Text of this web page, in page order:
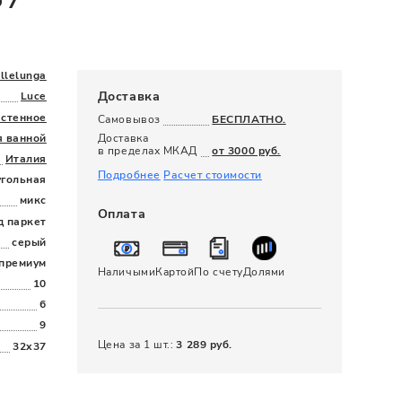
x 280
Luce
ванной
Италия
микс
паркет
серый
10
6
9
32x37
Доставка
Самовывоз
БЕСПЛАТНО.
Доставка
в пределах МКАД
от 3000 руб.
Подробнее Расчет стоимости
Оплата
НаличымиКартойПо счетуДолями
Цена за 1 шт.: 3 289 руб.